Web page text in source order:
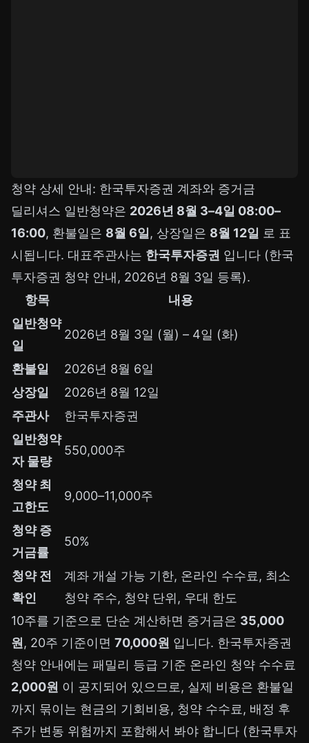
청약 상세 안내: 한국투자증권 계좌와 증거금
딜리셔스 일반청약은 2026년 8월 3–4일 08:00–
16:00, 환불일은 8월 6일, 상장일은 8월 12일 로 표
시됩니다. 대표주관사는 한국투자증권 입니다 (한국
투자증권 청약 안내, 2026년 8월 3일 등록).
항목
내용
일반청약
일
2026년 8월 3일 (월) – 4일 (화)
환불일
2026년 8월 6일
상장일
2026년 8월 12일
주관사
한국투자증권
일반청약
자 물량
550,000주
청약 최
고한도
9,000–11,000주
청약 증
거금률
50%
청약 전
확인
계좌 개설 가능 기한, 온라인 수수료, 최소
청약 주수, 청약 단위, 우대 한도
10주를 기준으로 단순 계산하면 증거금은 35,000
원, 20주 기준이면 70,000원 입니다. 한국투자증권
청약 안내에는 패밀리 등급 기준 온라인 청약 수수료
2,000원 이 공지되어 있으므로, 실제 비용은 환불일
까지 묶이는 현금의 기회비용, 청약 수수료, 배정 후
주가 변동 위험까지 포함해서 봐야 합니다 (한국투자